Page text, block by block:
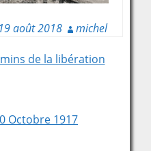
19 août 2018 michel
de la libération
Octobre 1917